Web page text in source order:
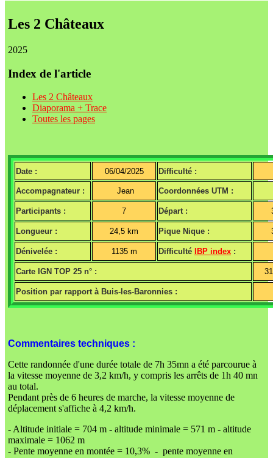
Les 2 Châteaux
2025
Index de l'article
Les 2 Châteaux
Diaporama + Trace
Toutes les pages
Date : 06/04/2025 Difficulté :
Accompagnateur : Jean Coordonnées UTM :
Participants : 7 Départ :
Longueur : 24,5 km Pique Nique :
Dénivelée : 1135 m Difficulté IBP index :
Carte IGN TOP 25 n° :
Position par rapport à Buis-les-Baronnies :
Commentaires techniques :
Cette randonnée d'une durée totale de 7h 35mn a été parcourue à
la vitesse moyenne de 3,2 km/h, y compris les arrêts de 1h 40 mn
au total.
Pendant près de 6 heures de marche, la vitesse moyenne de
déplacement s'affiche à 4,2 km/h.
- Altitude initiale = 704 m - altitude minimale = 571 m - altitude
maximale = 1062 m
- Pente moyenne en montée = 10,3% - pente moyenne en